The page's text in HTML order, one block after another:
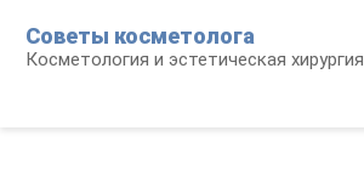
контенту
Советы косметолога
Косметология и эстетическая хирургия